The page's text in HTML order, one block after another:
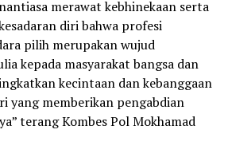
merawat kebhinekaan serta
diri bahwa profesi
pilih merupakan wujud
kepada masyarakat bangsa dan
kecintaan dan kebanggaan
yang memberikan pengabdian
terang Kombes Pol Mokhamad